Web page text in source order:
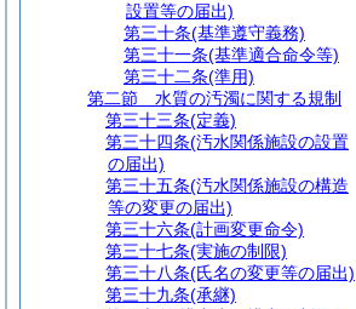
設置等の届出)
第三十条(基準遵守義務)
第三十一条(基準適合命令等)
第三十二条(準用)
第二節
水質の汚濁に関する規制
第三十三条(定義)
第三十四条(汚水関係施設の設置
の届出)
第三十五条(汚水関係施設の構造
等の変更の届出)
第三十六条(計画変更命令)
第三十七条(実施の制限)
第三十八条(氏名の変更等の届出)
第三十九条(承継)